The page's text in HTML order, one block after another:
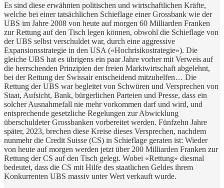
Es sind diese erwähnten politischen und wirtschaftlichen Kräfte,
welche bei einer tatsächlichen Schieflage einer Grossbank wie der
UBS im Jahre 2008 von heute auf morgen 60 Milliarden Franken
zur Rettung auf den Tisch legen können, obwohl die Schieflage von
der UBS selbst verschuldet war, durch eine aggressive
Expansionsstrategie in den USA («Hochrisikostrategie»). Die
gleiche UBS hat es übrigens ein paar Jahre vorher mit Verweis auf
die herrschenden Prinzipien der freien Marktwirtschaft abgelehnt,
bei der Rettung der Swissair entscheidend mitzuhelfen… Die
Rettung der UBS war begleitet von Schwüren und Versprechen von
Staat, Aufsicht, Bank, bürgerlichen Parteien und Presse, dass ein
solcher Ausnahmefall nie mehr vorkommen darf und wird, und
entsprechende gesetzliche Regelungen zur Abwicklung
überschuldeter Grossbanken vorbereitet werden. Fünfzehn Jahre
später, 2023, brechen diese Kreise dieses Versprechen, nachdem
nunmehr die Credit Suisse (CS) in Schieflage geraten ist: Wieder
von heute auf morgen werden jetzt über 200 Milliarden Franken zur
Rettung der CS auf den Tisch gelegt. Wobei «Rettung» diesmal
bedeutet, dass die CS mit Hilfe des staatlichen Geldes ihrem
Konkurrenten UBS massiv unter Wert verkauft wurde.